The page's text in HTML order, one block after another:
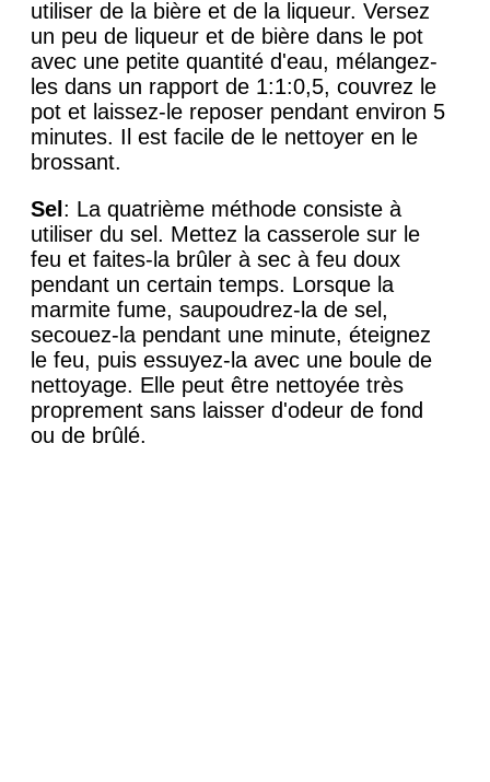
utiliser de la bière et de la liqueur. Versez
un peu de liqueur et de bière dans le pot
avec une petite quantité d'eau, mélangez-
les dans un rapport de 1:1:0,5, couvrez le
pot et laissez-le reposer pendant environ 5
minutes. Il est facile de le nettoyer en le
brossant.
Sel: La quatrième méthode consiste à
utiliser du sel. Mettez la casserole sur le
feu et faites-la brûler à sec à feu doux
pendant un certain temps. Lorsque la
marmite fume, saupoudrez-la de sel,
secouez-la pendant une minute, éteignez
le feu, puis essuyez-la avec une boule de
nettoyage. Elle peut être nettoyée très
proprement sans laisser d'odeur de fond
ou de brûlé.